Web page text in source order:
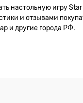
настольную игру
и отзывами
и другие города РФ.